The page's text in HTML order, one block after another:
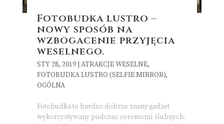
Fotobudka lustro –
nowy sposób na
wzbogacenie przyjęcia
weselnego.
STY 28, 2019| ATRAKCJE WESELNE,
FOTOBUDKA LUSTRO (SELFIE MIRROR),
OGÓLNA
Fotobudka to bardzo dobrze znany gadżet
wykorzystywany podczas ceremonii ślubnych.